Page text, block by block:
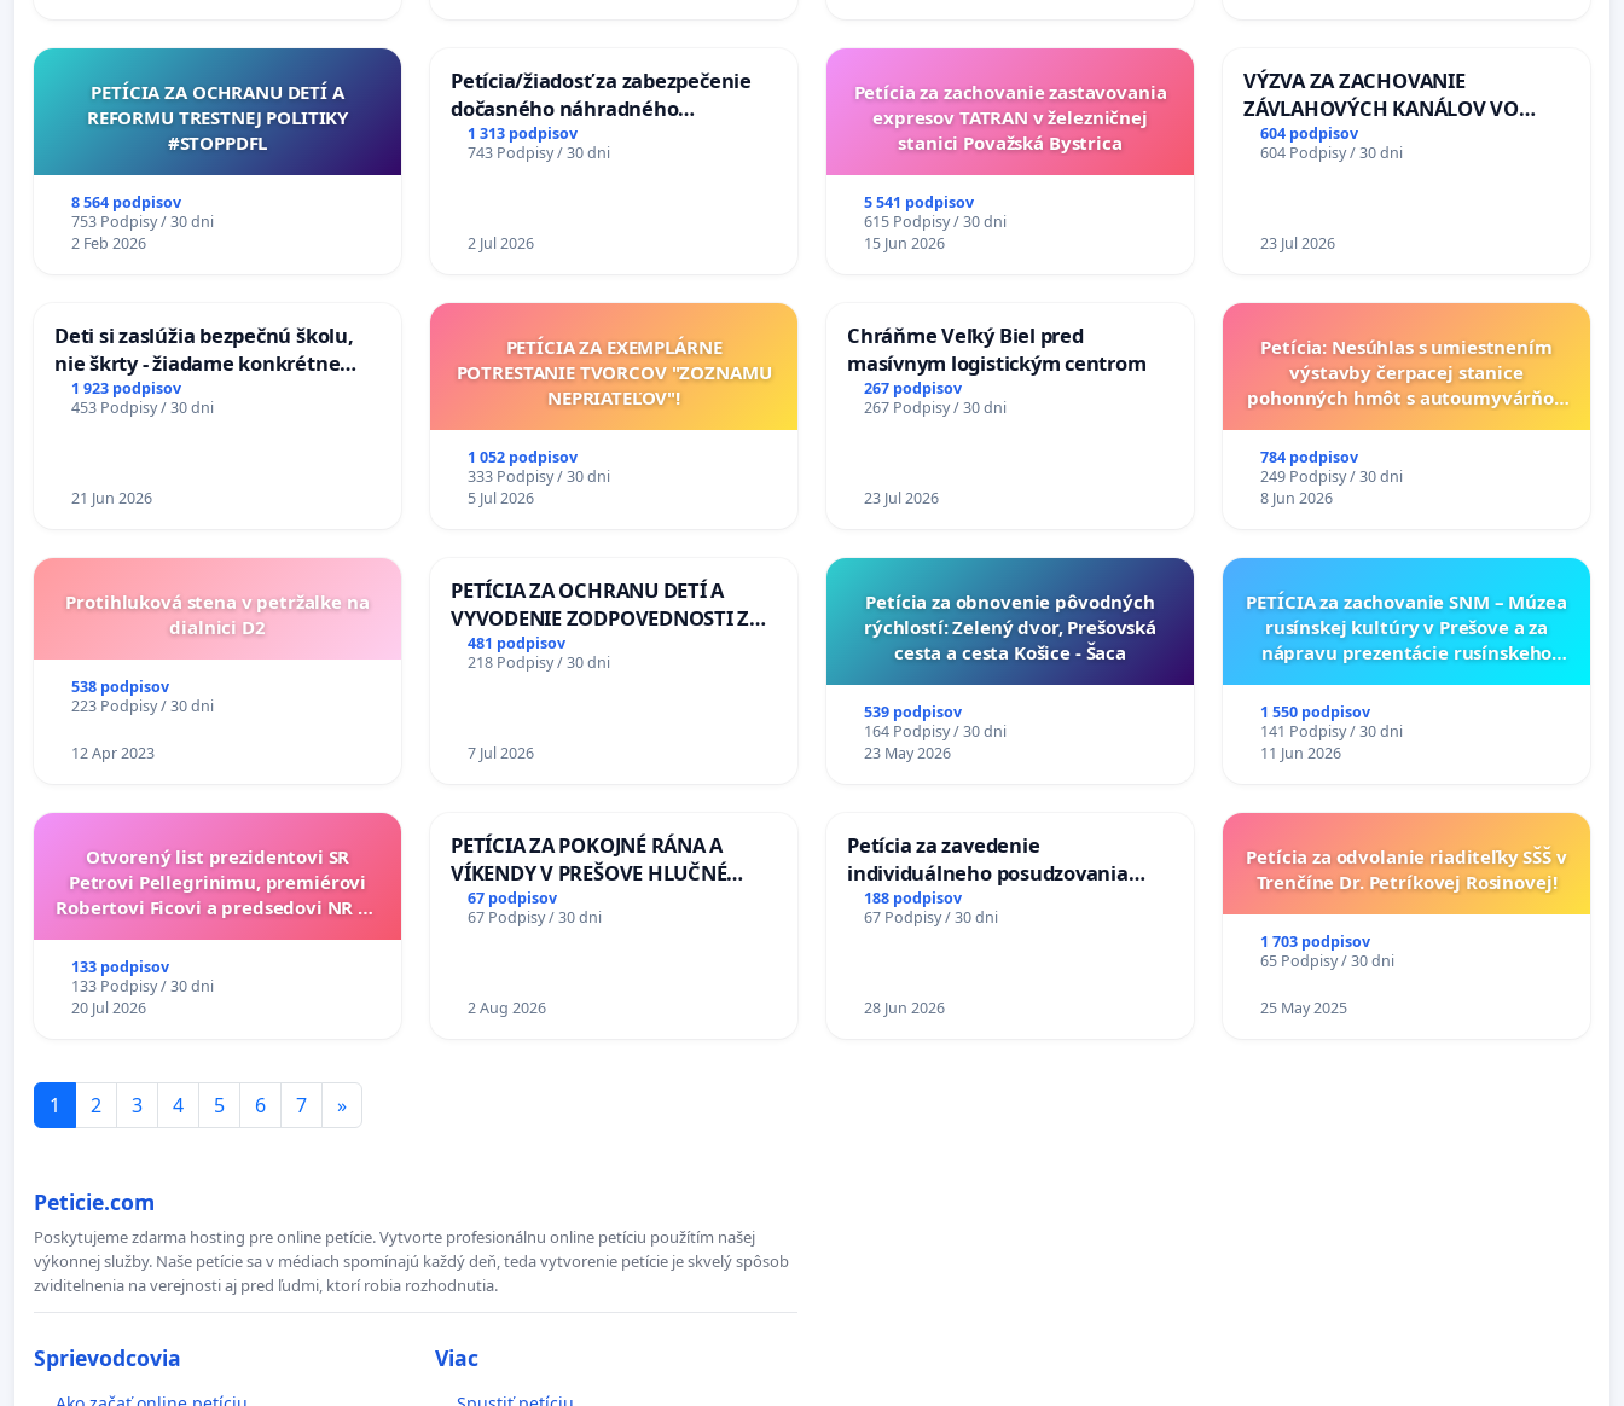
PETÍCIA ZA OCHRANU DETÍ A
REFORMU TRESTNEJ POLITIKY
#STOPPDFL
8 564 podpisov
753 Podpisy / 30 dni
2 Feb 2026
Petícia/žiadosť za zabezpečenie
dočasného náhradného
premostenia Váhu počas úplnej
uzávery Vážskeho mosta v
1 313 podpisov
743 Podpisy / 30 dni
2 Jul 2026
Petícia za zachovanie zastavovania
expresov TATRAN v železničnej
stanici Považská Bystrica
5 541 podpisov
615 Podpisy / 30 dni
15 Jun 2026
VÝZVA ZA ZACHOVANIE
ZÁVLAHOVÝCH KANÁLOV VO
VÝLUČNOM VLASTNÍCTVE A POD
KONTROLOU SLOVENSKEJ
a odvodňovacích kanálov na
604 podpisov
604 Podpisy / 30 dni
23 Jul 2026
Deti si zaslúžia bezpečnú školu,
nie škrty - žiadame konkrétne
opatrenia na zlepšenie situácie v
školstve
1 923 podpisov
453 Podpisy / 30 dni
21 Jun 2026
PETÍCIA ZA EXEMPLÁRNE
POTRESTANIE TVORCOV "ZOZNAMU
NEPRIATEĽOV"!
1 052 podpisov
333 Podpisy / 30 dni
5 Jul 2026
Chráňme Veľký Biel pred
masívnym logistickým centrom
267 podpisov
267 Podpisy / 30 dni
23 Jul 2026
Petícia: Nesúhlas s umiestnením
výstavby čerpacej stanice
pohonných hmôt s autoumyvárňou
Grob - Čierna Voda
784 podpisov
249 Podpisy / 30 dni
8 Jun 2026
Protihluková stena v petržalke na
dialnici D2
538 podpisov
223 Podpisy / 30 dni
12 Apr 2023
PETÍCIA ZA OCHRANU DETÍ A
VYVODENIE ZODPOVEDNOSTI ZA
DLHOROČNÚ NEČINNOSŤ A
ZLYHANIE ŠTÁTU
481 podpisov
218 Podpisy / 30 dni
7 Jul 2026
​Petícia za obnovenie pôvodných
rýchlostí: Zelený dvor, Prešovská
cesta a cesta Košice - Šaca
539 podpisov
164 Podpisy / 30 dni
23 May 2026
PETÍCIA za zachovanie SNM – Múzea
rusínskej kultúry v Prešove a za
nápravu prezentácie rusínskeho
Múzeu ukrajinskej kultúry vo
Svidníku
1 550 podpisov
141 Podpisy / 30 dni
11 Jun 2026
Otvorený list prezidentovi SR
Petrovi Pellegrinimu, premiérovi
Robertovi Ficovi a predsedovi NR SR
133 podpisov
133 Podpisy / 30 dni
20 Jul 2026
PETÍCIA ZA POKOJNÉ RÁNA A
VÍKENDY V PREŠOVE HLUČNÉ
STAVEBNÉ PRÁCE V SOBOTU LEN
OD 9.00 DO 13.00 HOD., CEZ
KONTROLA STAVBY C-AREA NA
67 podpisov
67 Podpisy / 30 dni
2 Aug 2026
Petícia za zavedenie
individuálneho posudzovania
zdravotnej spôsobilosti osôb s
diabetom 1. a 2. typu pri prijímaní
188 podpisov
67 Podpisy / 30 dni
28 Jun 2026
Petícia za odvolanie riaditeľky SŠŠ v
Trenčíne Dr. Petríkovej Rosinovej!
1 703 podpisov
65 Podpisy / 30 dni
25 May 2025
1 2 3 4 5 6 7 »
Peticie.com
Poskytujeme zdarma hosting pre online petície. Vytvorte profesionálnu online petíciu použítím našej
výkonnej služby. Naše petície sa v médiach spomínajú každý deň, teda vytvorenie petície je skvelý spôsob
zviditelnenia na verejnosti aj pred ľudmi, ktorí robia rozhodnutia.
Sprievodcovia Viac